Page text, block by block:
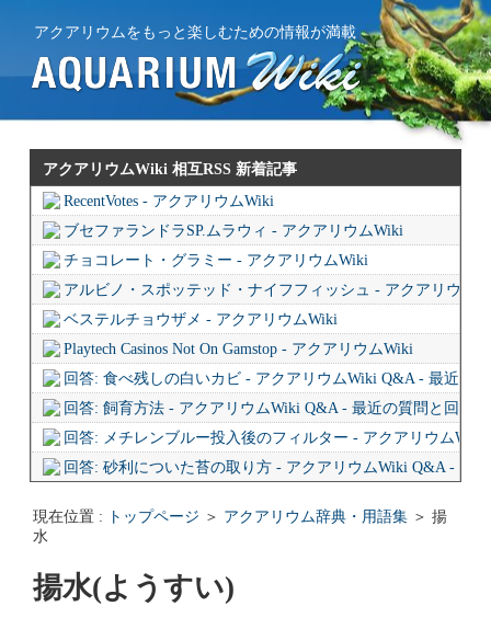
アクアリウムをもっと楽しむための情報が満載
アクアリウムWiki 相互RSS 新着記事
RecentVotes - アクアリウムWiki
ブセファランドラSP.ムラウィ - アクアリウムWiki
チョコレート・グラミー - アクアリウムWiki
アルビノ・スポッテッド・ナイフフィッシュ - アクアリウム
ベステルチョウザメ - アクアリウムWiki
Playtech Casinos Not On Gamstop - アクアリウムWiki
回答: 食べ残しの白いカビ - アクアリウムWiki Q&A - 最近の
回答: 飼育方法 - アクアリウムWiki Q&A - 最近の質問と回答
回答: メチレンブルー投入後のフィルター - アクアリウム
回答: 砂利についた苔の取り方 - アクアリウムWiki Q&A - 最
回答: ガラス面に卵を産まない貝っていますか？ - アクアリ
現在位置 : トップページ ＞ アクアリウム辞典・用語集 ＞ 揚
水
揚水(ようすい)